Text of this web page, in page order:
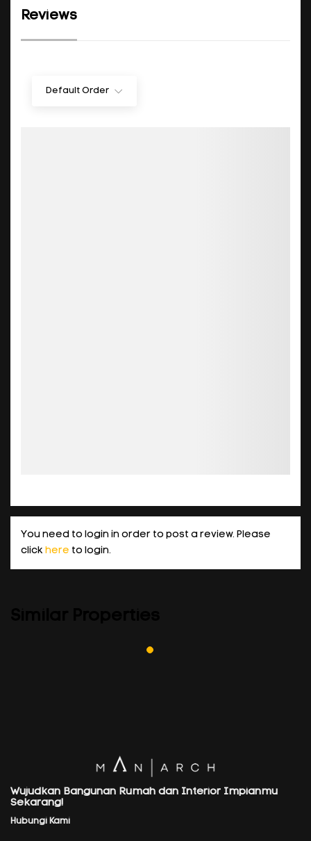
Reviews
Default Order
You need to login in order to post a review. Please
click here to login.
Wujudkan Bangunan Rumah dan Interior Impianmu
Sekarang!
Hubungi Kami